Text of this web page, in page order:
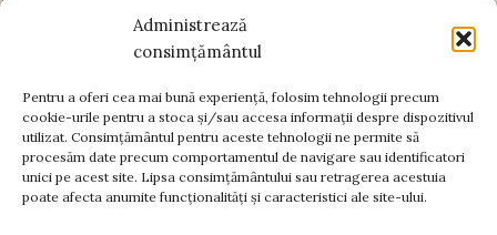
Administrează
consimțământul
Pentru a oferi cea mai bună experiență, folosim tehnologii precum
cookie-urile pentru a stoca și/sau accesa informații despre dispozitivul
utilizat. Consimțământul pentru aceste tehnologii ne permite să
procesăm date precum comportamentul de navigare sau identificatori
unici pe acest site. Lipsa consimțământului sau retragerea acestuia
poate afecta anumite funcționalități și caracteristici ale site-ului.
PLĂȚI SECURIZATE PRIN:
DATE FISCALE